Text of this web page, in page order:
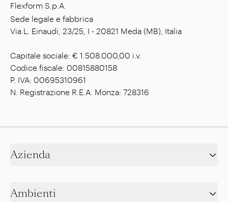
Flexform S.p.A.
Sede legale e fabbrica
Via L. Einaudi, 23/25, I - 20821 Meda (MB), Italia
Capitale sociale: € 1.508.000,00 i.v.
Codice fiscale: 00815880158
P. IVA: 00695310961
N. Registrazione R.E.A. Monza: 728316
Azienda
Ambienti